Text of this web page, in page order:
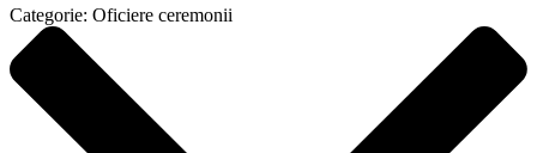
Categorie: Oficiere ceremonii